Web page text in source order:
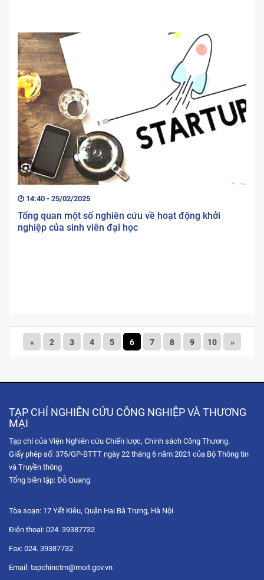
14:40 - 25/02/2025
Tổng quan một số nghiên cứu về hoạt động khởi
nghiệp của sinh viên đại học
« 2 3 4 5 6 7 8 9 10 »
TẠP CHÍ NGHIÊN CỨU CÔNG NGHIỆP VÀ THƯƠNG
MẠI
Tạp chí của Viện Nghiên cứu Chiến lược, Chính sách Công Thương.
Giấy phép số: 375/GP-BTTT ngày 22 tháng 6 năm 2021 của Bộ Thông tin
và Truyền thông
Tổng biên tập: Đỗ Quang
Tòa soạn: 17 Yết Kiêu, Quận Hai Bà Trưng, Hà Nội
Điện thoại: 024. 39387732
Fax: 024. 39387732
Email: tapchinctm@moit.gov.vn